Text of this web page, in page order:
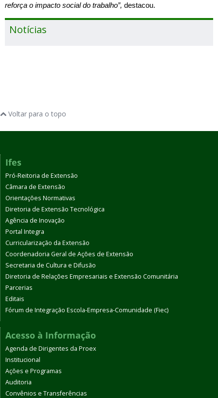
reforça o impacto social do trabalho”, destacou.
Notícias
Voltar para o topo
Ifes
Pró-Reitoria de Extensão
Câmara de Extensão
Orientações Normativas
Diretoria de Extensão Tecnológica
Agência de Inovação
Portal Integra
Curricularização da Extensão
Coordenadoria Geral de Ações de Extensão
Secretaria de Cultura e Difusão
Diretoria de Relações Empresariais e Extensão Comunitária
Parcerias
Editais
Fórum de Integração Escola-Empresa-Comunidade (Fiec)
Acesso à Informação
Agenda de Dirigentes da Proex
Institucional
Ações e Programas
Auditoria
Convênios e Transferências